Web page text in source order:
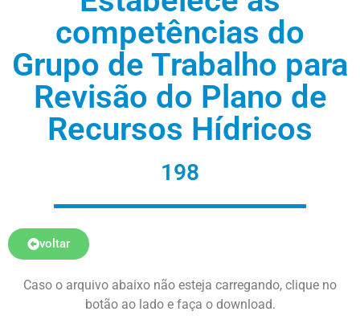
competências do
Grupo de Trabalho para
Revisão do Plano de
Recursos Hídricos
198
voltar
Caso o arquivo abaixo não esteja carregando, clique no
botão ao lado e faça o download.